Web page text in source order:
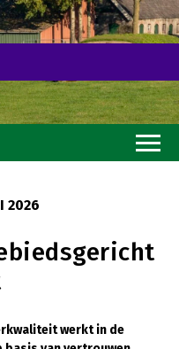
2026
werkt in de